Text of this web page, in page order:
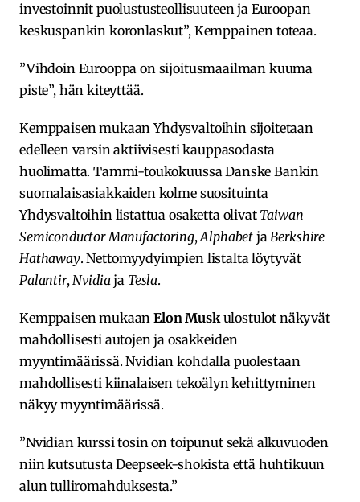
investoinnit puolustusteollisuuteen ja Euroopan
keskuspankin koronlaskut”, Kemppainen toteaa.
”Vihdoin Eurooppa on sijoitusmaailman kuuma
piste”, hän kiteyttää.
Kemppaisen mukaan Yhdysvaltoihin sijoitetaan
edelleen varsin aktiivisesti kauppasodasta
huolimatta. Tammi-toukokuussa Danske Bankin
suomalaisasiakkaiden kolme suosituinta
Yhdysvaltoihin listattua osaketta olivat Taiwan
Semiconductor Manufactoring,Alphabet jaBerkshire
Hathaway. Nettomyydyimpien listalta löytyvät
Palantir,Nvidiaja Tesla.
Kemppaisen mukaanElon Muskulostulot näkyvät
mahdollisesti autojen ja osakkeiden
myyntimäärissä. Nvidian kohdalla puolestaan
mahdollisesti kiinalaisen tekoälyn kehittyminen
näkyy myyntimäärissä.
”Nvidian kurssi tosin on toipunut sekä alkuvuoden
niin kutsutusta Deepseek-shokista että huhtikuun
alun tulliromahduksesta.”